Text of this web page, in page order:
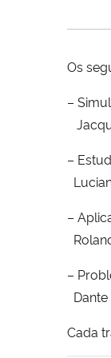
Os
–
–
–
–
Cada